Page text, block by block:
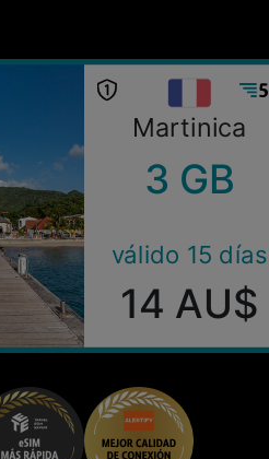
Martinica
3 GB
válido 15 días
14 AU$